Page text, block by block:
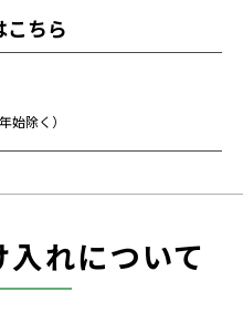
こちら
除く）
れについて